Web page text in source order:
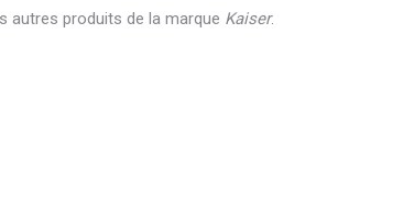
autres produits de la marque Kaiser.